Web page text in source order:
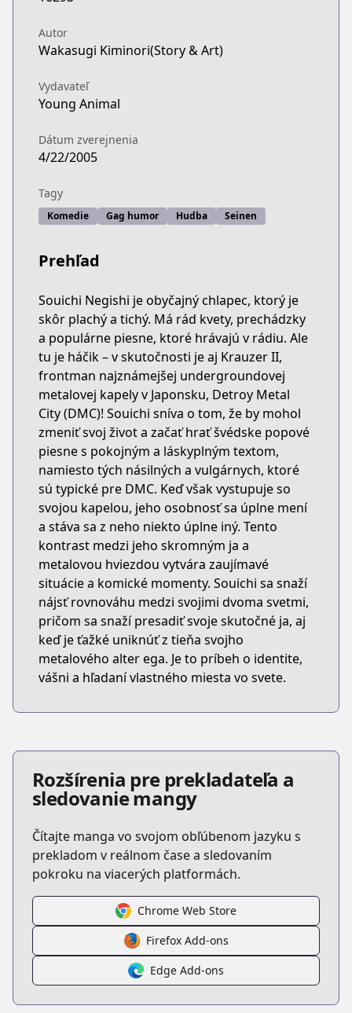
Autor
Wakasugi Kiminori(Story & Art)
Vydavateľ
Young Animal
Dátum zverejnenia
4/22/2005
Tagy
Komedie Gag humor Hudba Seinen
Prehľad
Souichi Negishi je obyčajný chlapec, ktorý je
skôr plachý a tichý. Má rád kvety, prechádzky
a populárne piesne, ktoré hrávajú v rádiu. Ale
tu je háčik – v skutočnosti je aj Krauzer II,
frontman najznámejšej undergroundovej
metalovej kapely v Japonsku, Detroy Metal
City (DMC)! Souichi sníva o tom, že by mohol
zmeniť svoj život a začať hrať švédske popové
piesne s pokojným a láskyplným textom,
namiesto tých násilných a vulgárnych, ktoré
sú typické pre DMC. Keď však vystupuje so
svojou kapelou, jeho osobnosť sa úplne mení
a stáva sa z neho niekto úplne iný. Tento
kontrast medzi jeho skromným ja a
metalovou hviezdou vytvára zaujímavé
situácie a komické momenty. Souichi sa snaží
nájsť rovnováhu medzi svojimi dvoma svetmi,
pričom sa snaží presadiť svoje skutočné ja, aj
keď je ťažké uniknúť z tieňa svojho
metalového alter ega. Je to príbeh o identite,
vášni a hľadaní vlastného miesta vo svete.
Rozšírenia pre prekladateľa a
sledovanie mangy
Čítajte manga vo svojom obľúbenom jazyku s
prekladom v reálnom čase a sledovaním
pokroku na viacerých platformách.
Chrome Web Store
Firefox Add-ons
Edge Add-ons